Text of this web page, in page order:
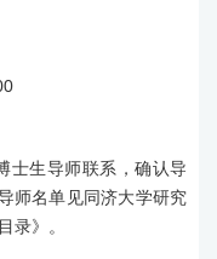
士生导师联系，确认导
师名单见同济大学研究
录》。